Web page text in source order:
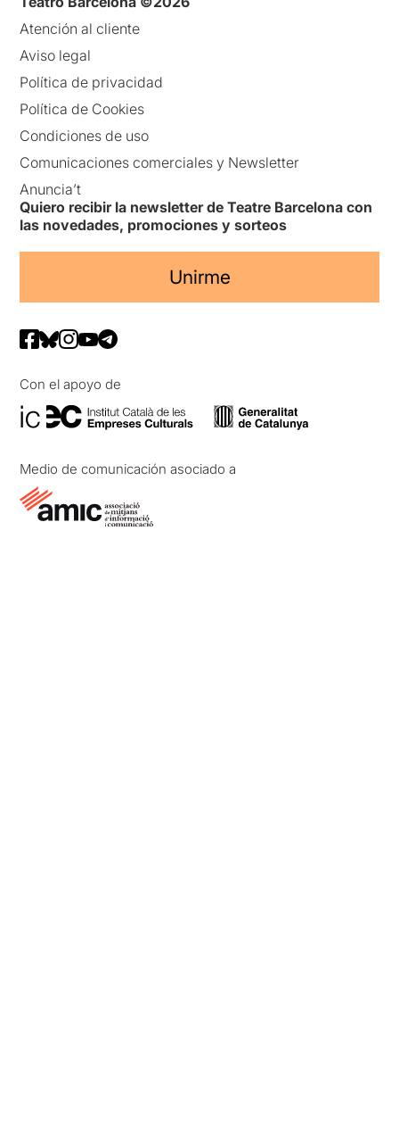
Atención al cliente
Aviso legal
Política de privacidad
Política de Cookies
Condiciones de uso
Comunicaciones comerciales y Newsletter
Anuncia’t
Quiero recibir la newsletter de Teatre Barcelona con
las novedades, promociones y sorteos
Unirme
Con el apoyo de
Medio de comunicación asociado a